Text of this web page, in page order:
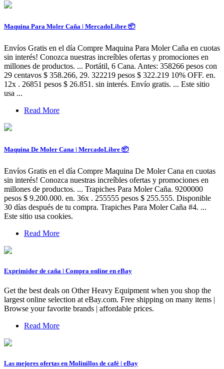
Maquina Para Moler Caña | MercadoLibre 📦
Envíos Gratis en el día Compre Maquina Para Moler Caña en cuotas
sin interés! Conozca nuestras increíbles ofertas y promociones en
millones de productos. ... Portátil, 6 Cana. Antes: 358266 pesos con
29 centavos $ 358.266, 29. 322219 pesos $ 322.219 10% OFF. en.
12x . 26851 pesos $ 26.851. sin interés. Envío gratis. ... Este sitio
usa ...
Read More
Maquina De Moler Cana | MercadoLibre 📦
Envíos Gratis en el día Compre Maquina De Moler Cana en cuotas
sin interés! Conozca nuestras increíbles ofertas y promociones en
millones de productos. ... Trapiches Para Moler Caña. 9200000
pesos $ 9.200.000. en. 36x . 255555 pesos $ 255.555. Disponible
30 días después de tu compra. Trapiches Para Moler Caña #4. ...
Este sitio usa cookies.
Read More
Exprimidor de caña | Compra online en eBay
Get the best deals on Other Heavy Equipment when you shop the
largest online selection at eBay.com. Free shipping on many items |
Browse your favorite brands | affordable prices.
Read More
Las mejores ofertas en Molinillos de café | eBay